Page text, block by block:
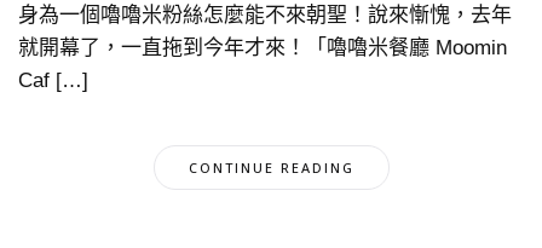
身為一個嚕嚕米粉絲怎麼能不來朝聖！說來慚愧，去年
就開幕了，一直拖到今年才來！「嚕嚕米餐廳 Moomin
Caf […]
CONTINUE READING